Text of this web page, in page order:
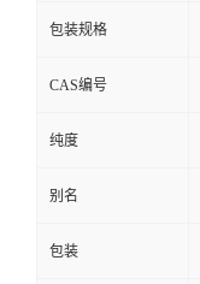
包装规格
CAS编号
纯度
别名
包装